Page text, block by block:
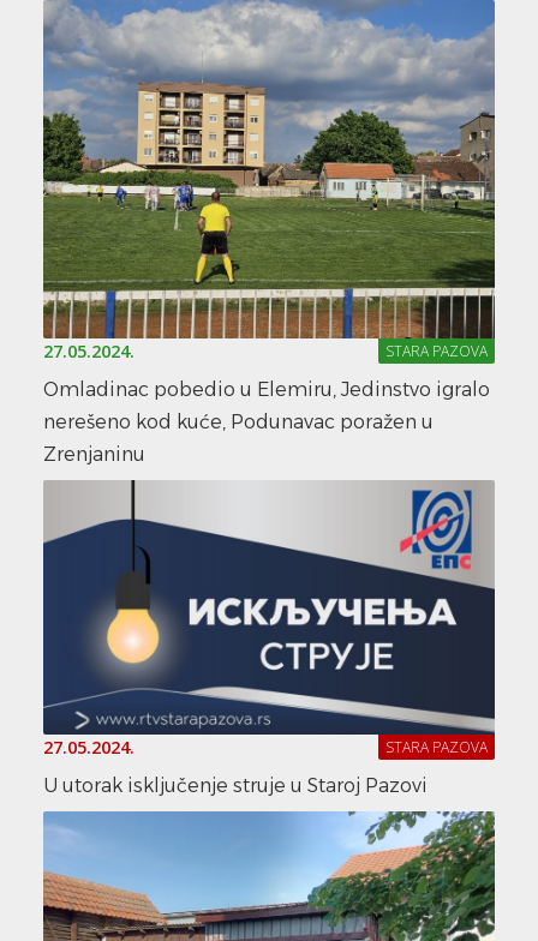
27.05.2024. STARA PAZOVA
Omladinac pobedio u Elemiru, Jedinstvo igralo
nerešeno kod kuće, Podunavac poražen u
Zrenjaninu
27.05.2024. STARA PAZOVA
U utorak isključenje struje u Staroj Pazovi